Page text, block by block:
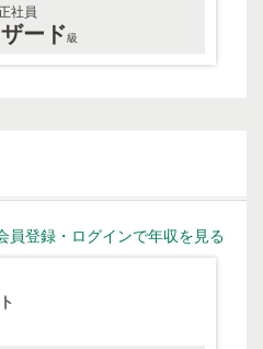
社員
ード級
員登録・ログインで年収を見る